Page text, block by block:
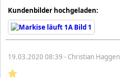
Kundenbilder hochgeladen:
19.03.2020 08:39 - Christian